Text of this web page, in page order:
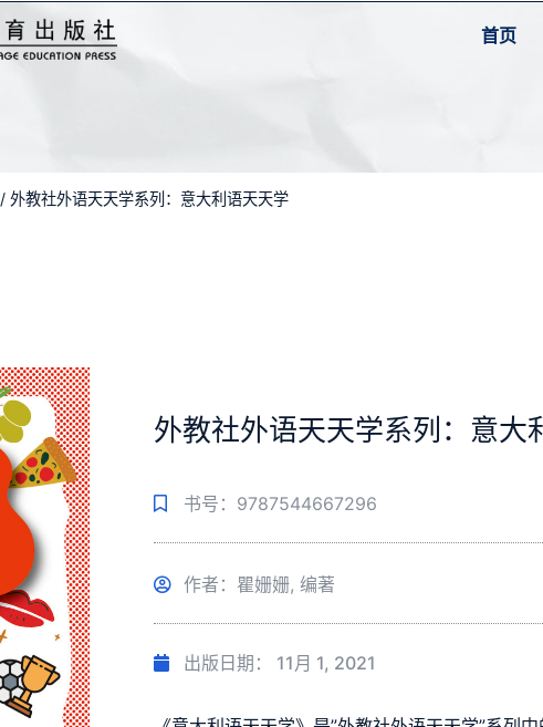
首页
/ 外教社外语天天学系列：意大利语天天学
外教社外语天天学系列：意大
书号：9787544667296
作者：瞿姗姗, 编著
出版日期： 11月 1, 2021